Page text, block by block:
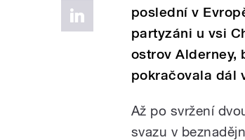
poslední v
partyzáni u vsi
ostrov Alderney,
pokračovala dál
Až po svržení
svazu v